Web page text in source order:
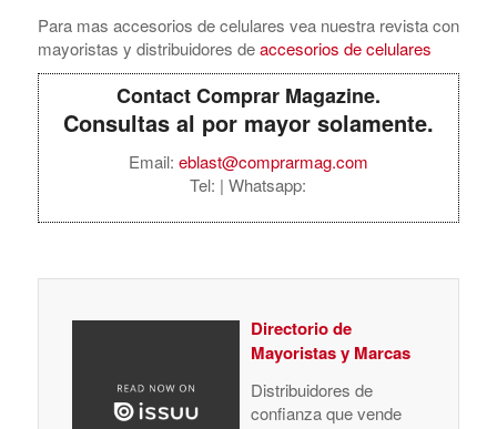
Para mas accesorios de celulares vea nuestra revista con
mayoristas y distribuidores deaccesorios de celulares
Contact Comprar Magazine.
Consultas al por mayor solamente.
Email: eblast@comprarmag.com
Tel: | Whatsapp:
Directorio de
Mayoristas y Marcas
Distribuidores de
confianza que vende